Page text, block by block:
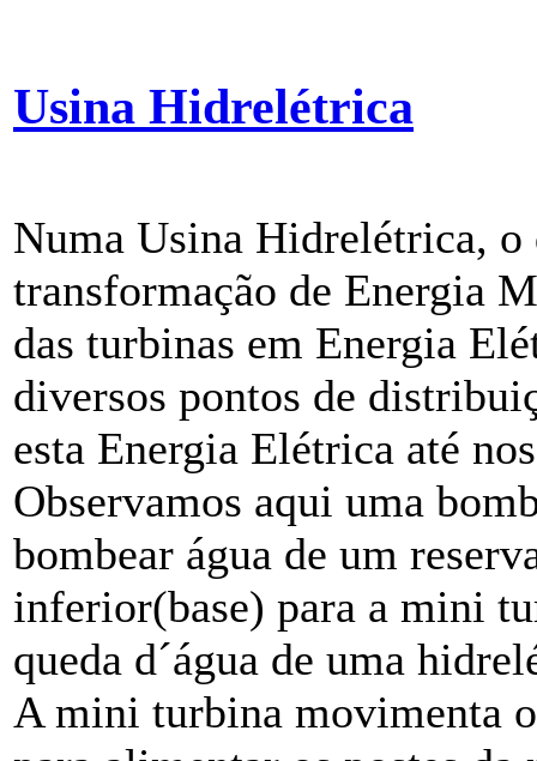
Usina Hidrelétrica
Numa Usina Hidrelétrica, o
transformação de Energia
das turbinas em Energia
diversos pontos de
esta Energia Elétrica até
Observamos aqui uma
bombear água de um
inferior(base) para a mini
queda d´água de uma
A mini turbina movimenta